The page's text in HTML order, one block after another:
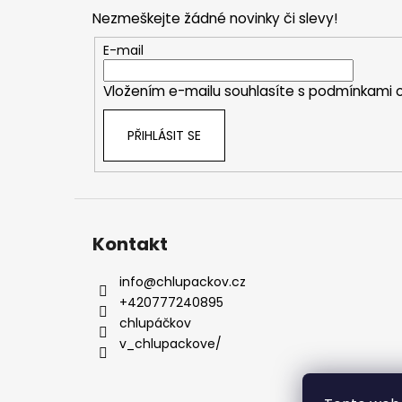
Nezmeškejte žádné novinky či slevy!
E-mail
Vložením e-mailu souhlasíte s podmínkami
PŘIHLÁSIT SE
Kontakt
info@chlupackov.cz
+420777240895
chlupáčkov
v_chlupackove/